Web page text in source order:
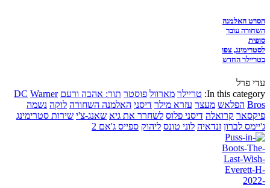
הסרט האלמנה
השחורה עובר
סופית
לסטרימינג, צפו
בטריילר החדש
עדי פרל
In this category: טריילר מארוול פוסטר תור: אהבה ורעם DC Warner
Bros הפלאש מעצר עזרא מילר דיסני האלמנה השחורה לוקה נשמה
פיקסאר קרואלה דיסני פלוס לשחרר את גיא שאנג-צ'י שירות סטרימינג
ג'יימס לברון זנדאיה לוני טונס ליהוק ספייס ג'אם 2